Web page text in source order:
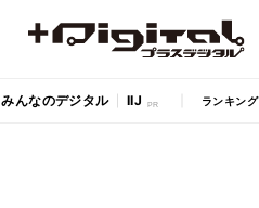
みんなのデジタル IIJ ランキング